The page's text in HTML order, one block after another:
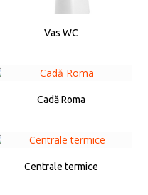
Vas WC
Cadă Roma
Centrale termice